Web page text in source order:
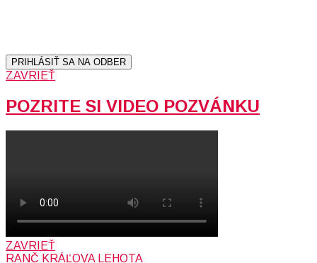
PRIHLÁSIŤ SA NA ODBER
ZAVRIEŤ
POZRITE SI VIDEO POZVÁNKU
ZAVRIEŤ
RANČ KRÁĽOVA LEHOTA